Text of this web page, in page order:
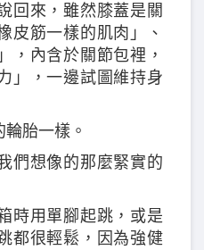
回來，雖然膝蓋是關
皮筋一樣的肌肉」、
，內含於關節包裡，
」，一邊試圖維持身
胎一樣。
們想像的那麼緊實的
時用單腳起跳，或是
都很輕鬆，因為強健